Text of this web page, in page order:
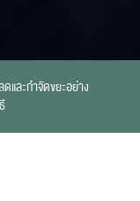
ดและกำจัดขยะอย่าง